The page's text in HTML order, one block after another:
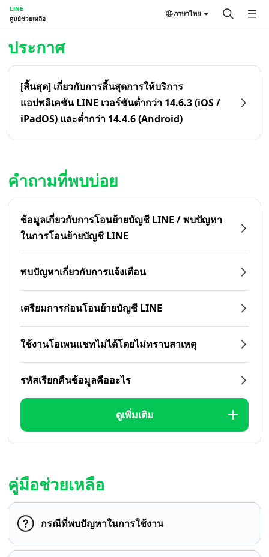
LINE
ศูนย์ช่วยเหลือ
ภาษาไทย
ประกาศ
[สิ้นสุด] เกี่ยวกับการสิ้นสุดการให้บริการ
แอปพลิเคชัน LINE เวอร์ชันต่ำกว่า 14.6.3 (iOS /
iPadOS) และต่ำกว่า 14.4.6 (Android)
คำถามที่พบบ่อย
ข้อมูลเกี่ยวกับการโอนย้ายบัญชี LINE / พบปัญหา
ในการโอนย้ายบัญชี LINE
พบปัญหาเกี่ยวกับการแจ้งเตือน
เตรียมการก่อนโอนย้ายบัญชี LINE
ใช้งานโอเพนแชทไม่ได้โดยไม่ทราบสาเหตุ
รหัสเรียกคืนข้อมูลคืออะไร
ดูเพิ่มเติม
คู่มือช่วยเหลือ
กรณีที่พบปัญหาในการใช้งาน